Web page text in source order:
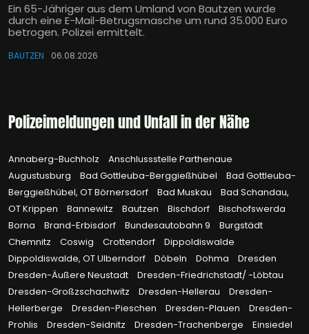
Ein 65-Jähriger aus dem Umland von Bautzen wurde
durch eine E-Mail-Betrugsmasche um rund 35.000 Euro
betrogen. Polizei ermittelt.
BAUTZEN 06.08.2026
Polizeimeldungen und Unfall in der Nähe
Annaberg-Buchholz
Anschlussstelle Parthenaue
Augustusburg
Bad Gottleuba-Berggießhübel
Bad Gottleuba-
Berggießhübel, OT Börnersdorf
Bad Muskau
Bad Schandau,
OT Krippen
Bannewitz Bautzen Bischdorf
Bischofswerda
Borna
Brand-Erbisdorf Bundesautobahn 9
Burgstädt
Chemnitz
Coswig Crottendorf
Dippoldiswalde
Dippoldiswalde, OT Ulberndorf
Döbeln Dohma
Dresden
Dresden-Äußere Neustadt
Dresden-Friedrichstadt/ -Löbtau
Dresden-Großzschachwitz
Dresden-Hellerau
Dresden-
Hellerberge
Dresden-Pieschen Dresden-Plauen
Dresden-
Prohlis
Dresden-Seidnitz Dresden-Trachenberge
Einsiedel